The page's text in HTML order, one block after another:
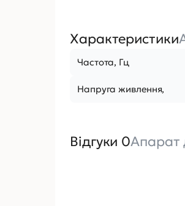
Характеристики
Частота, Гц
Напруга живлення,
Відгуки 0Апарат